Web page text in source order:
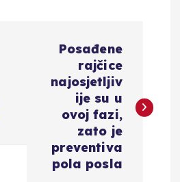
Posađene
rajčice
najosjetljiv
ije su u
ovoj fazi,
zato je
preventiva
pola posla